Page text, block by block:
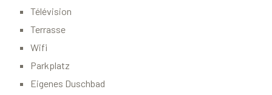
Télévision
Terrasse
Wifi
Parkplatz
Eigenes Duschbad